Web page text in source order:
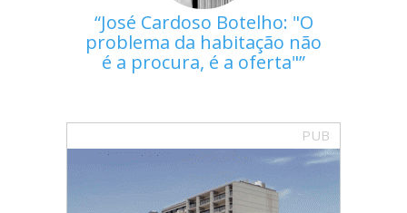
José Cardoso Botelho: "O
problema da habitação não
é a procura, é a oferta"
PUB